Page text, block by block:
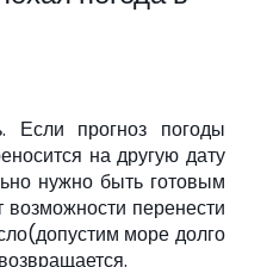
Если прогноз погоды
на другую дату
нужно быть готовым
перенести
море долго